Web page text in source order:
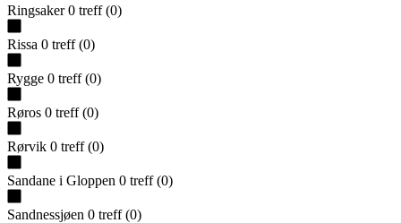
Ringsaker 0 treff (0)
Rissa 0 treff (0)
Rygge 0 treff (0)
Røros 0 treff (0)
Rørvik 0 treff (0)
Sandane i Gloppen 0 treff (0)
Sandnessjøen 0 treff (0)